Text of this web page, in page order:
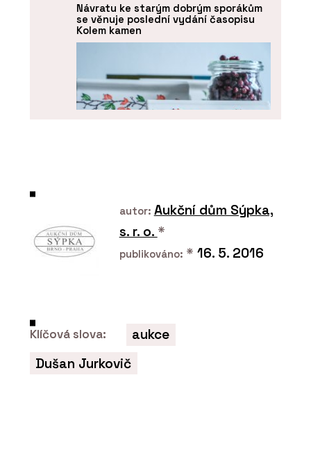
Návratu ke starým dobrým sporákům
se věnuje poslední vydání časopisu
Kolem kamen
Kachle K&K Poker - Kolem kamen
ČLÁNKY
autor: Aukční dům Sýpka,
s. r. o. *
publikováno: * 16. 5. 2016
Klíčová slova:
aukce
Dušan Jurkovič